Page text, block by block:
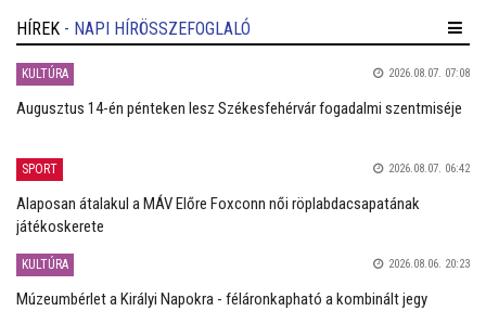
HÍREK - NAPI HÍRÖSSZEFOGLALÓ
KULTÚRA 2026.08.07. 07:08
Augusztus 14-én pénteken lesz Székesfehérvár fogadalmi szentmiséje
SPORT 2026.08.07. 06:42
Alaposan átalakul a MÁV Előre Foxconn női röplabdacsapatának
játékoskerete
KULTÚRA 2026.08.06. 20:23
Múzeumbérlet a Királyi Napokra - féláronkapható a kombinált jegy